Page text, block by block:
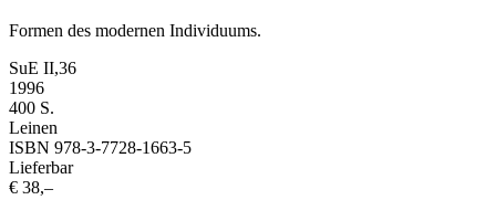
Formen des modernen Individuums.
SuE II,36
1996
400 S.
Leinen
ISBN 978-3-7728-1663-5
Lieferbar
€ 38,–